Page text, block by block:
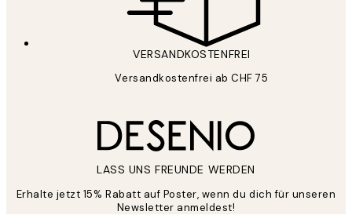
VERSANDKOSTENFREI
Versandkostenfrei ab CHF 75
LASS UNS FREUNDE WERDEN
Erhalte jetzt 15% Rabatt auf Poster, wenn du dich für unseren
Newsletter anmeldest!